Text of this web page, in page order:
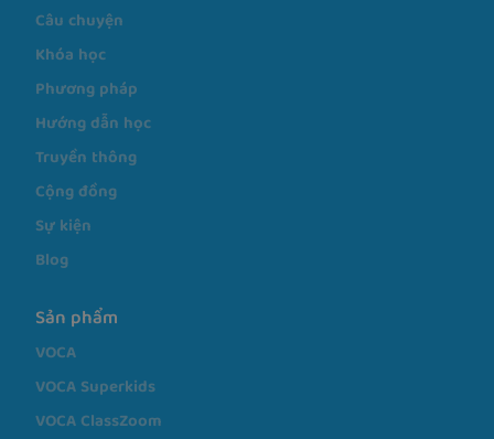
Câu chuyện
Khóa học
Phương pháp
Hướng dẫn học
Truyền thông
Cộng đồng
Sự kiện
Blog
Sản phẩm
VOCA
VOCA Superkids
VOCA ClassZoom